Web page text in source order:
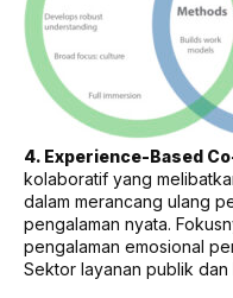
4. Experience-Based
kolaboratif yang
dalam merancang ulang
pengalaman nyata.
pengalaman emosional
Sektor layanan publik dan